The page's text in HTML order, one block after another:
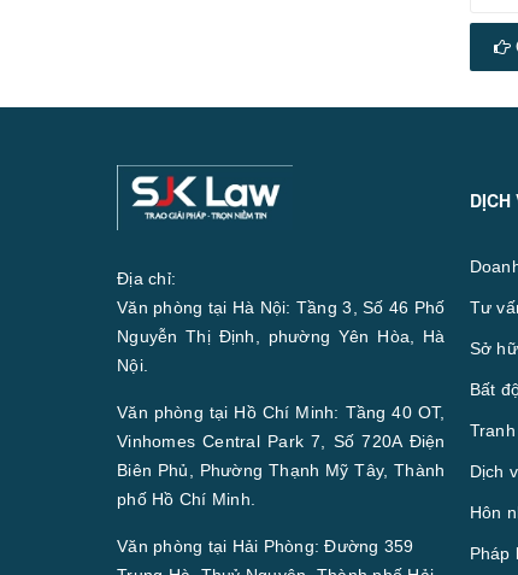
Địa chỉ:
Văn phòng tại Hà Nội: Tầng 3, Số 46 Phố
Nguyễn Thị Định, phường Yên Hòa, Hà
Nội.
Văn phòng tại Hồ Chí Minh: Tầng 40 OT,
Vinhomes Central Park 7, Số 720A Điện
Biên Phủ, Phường Thạnh Mỹ Tây, Thành
phố Hồ Chí Minh.
Văn phòng tại Hải Phòng: Đường 359
DỊCH
Tư
Sở
Bất
Dịch
Hôn
Pháp